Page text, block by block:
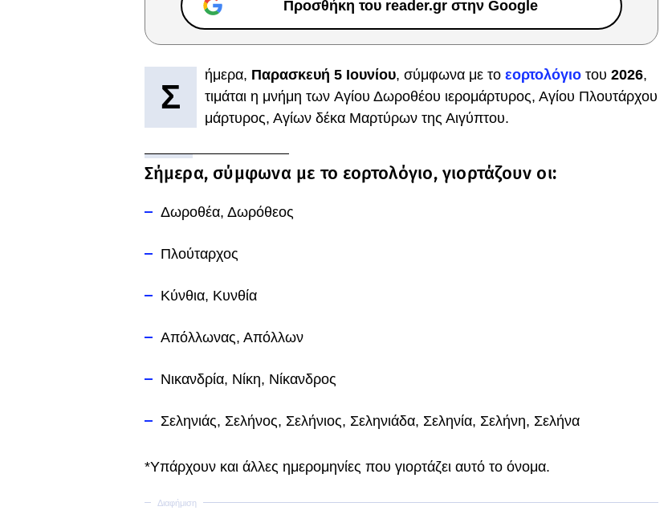
Προσθήκη του reader.gr στην Google
Σ
ήμερα, Παρασκευή 5 Ιουνίου, σύμφωνα με το εορτολόγιο του 2026,
τιμάται η μνήμη των Αγίου Δωροθέου ιερομάρτυρος, Αγίου Πλουτάρχου
μάρτυρος, Αγίων δέκα Μαρτύρων της Αιγύπτου.
Σήμερα, σύμφωνα με το εορτολόγιο, γιορτάζουν οι:
Δωροθέα, Δωρόθεος
Πλούταρχος
Κύνθια, Κυνθία
Απόλλωνας, Απόλλων
Νικανδρία, Νίκη, Νίκανδρος
Σεληνιάς, Σελήνος, Σελήνιος, Σεληνιάδα, Σεληνία, Σελήνη, Σελήνα
*Υπάρχουν και άλλες ημερομηνίες που γιορτάζει αυτό το όνομα.